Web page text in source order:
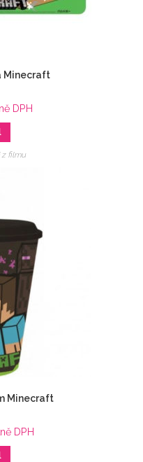
Minecraft
DPH
z filmu
Minecraft
DPH